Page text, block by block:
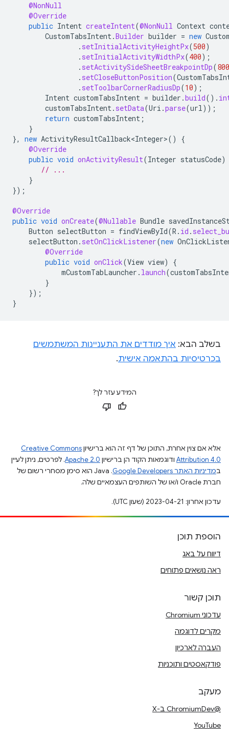
@NonNull
@Override
public Intent createIntent(@NonNull Context
CustomTabsIntent.Builder builder = new
. setInitialActivityHeightPx(500)
. setInitialActivityWidthPx(400);
. setActivitySideSheetBreakpointDp(800
. setCloseButtonPosition(
. setToolbarCornerRadiusDp(10);
Intent customTabsIntent = builder .build().
customTabsIntent. setData(Uri .parse(url));
return customTabsIntent ;
}
},
new ActivityResultCallback<Integer>()
{
@Override
public void onActivityResult(Integer statusCode)
// ...
}
});
@Override
public void onCreate(@Nullable Bundle
Button selectButton = findViewById(R . id .
selectButton . setOnClickListener(new
@Override
public void onClick(View view)
{
mCustomTabLauncher . launch(
}
});
}
בשלב הבא: איך מודדים את התעניינות המשתמשים
בכרטיסיות בהתאמה אישית.
המידע עזר לך?
אלא אם צוין אחרת, התוכן של דף זה הוא ברישיוןCreative Commons
Attribution 4.0 ודוגמאות הקוד הן ברישיון Apache 2.0. לפרטים, ניתן לעיין
במדיניות האתר Google Developers‏
.‏ Java הוא סימן מסחרי רשום של
חברת Oracle ו/או של השותפים העצמאיים שלה.
עדכון אחרון: 2023-04-21 (שעון UTC).
הוספת תוכן
דיווח על באג
ראה נושאים פתוחים
תוכן קשור
עדכוני Chromium
מקרים לדוגמה
העברה לארכיון
פודקאסטים ותוכניות
מעקב
@ChromiumDev ב-X
YouTube